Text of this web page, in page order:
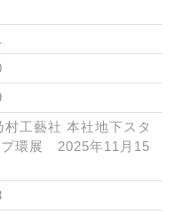
工藝社 本社地下スタ
プ環展 2025年11月15